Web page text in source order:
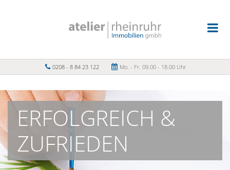
0208 - 8 84 23 122 Mo. - Fr. 09.00 - 18.00 Uhr
ERFOLGREICH &
ZUFRIEDEN